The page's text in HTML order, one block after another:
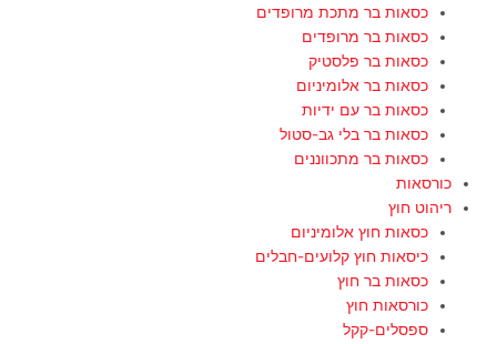
כסאות בר מתכת מרופדים
כסאות בר מרופדים
כסאות בר פלסטיק
כסאות בר אלומיניום
כסאות בר עם ידיות
כסאות בר בלי גב-סטול
כסאות בר מתכווננים
כורסאות
ריהוט חוץ
כסאות חוץ אלומיניום
כיסאות חוץ קלועים-חבלים
כסאות בר חוץ
כורסאות חוץ
ספסלים-קקל